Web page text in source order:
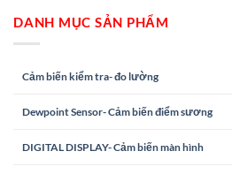
DANH MỤC SẢN PHẨM
Cảm biến kiểm tra- đo lường
Dewpoint Sensor- Cảm biến điểm sương
DIGITAL DISPLAY- Cảm biến màn hình